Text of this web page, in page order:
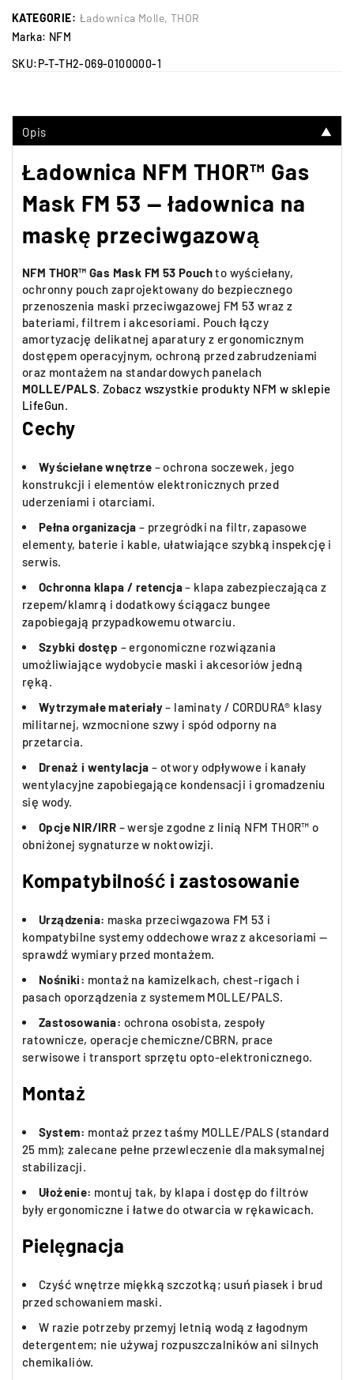
KATEGORIE: Ładownica Molle, THOR
Marka: NFM
SKU:P-T-TH2-069-0100000-1
Opis ▼
Ładownica NFM THOR™ Gas
Mask FM 53 — ładownica na
maskę przeciwgazową
NFM THOR™ Gas Mask FM 53 Pouchto wyściełany,
ochronny pouch zaprojektowany do bezpiecznego
przenoszenia maski przeciwgazowej FM 53 wraz z
bateriami, filtrem i akcesoriami. Pouch łączy
amortyzację delikatnej aparatury z ergonomicznym
dostępem operacyjnym, ochroną przed zabrudzeniami
oraz montażem na standardowych panelach
MOLLE/PALS. Zobacz wszystkie produkty NFM w sklepie
LifeGun.
Cechy
Wyściełane wnętrze – ochrona soczewek, jego
konstrukcji i elementów elektronicznych przed
uderzeniami i otarciami.
Pełna organizacja – przegródki na filtr, zapasowe
elementy, baterie i kable, ułatwiające szybką inspekcję i
serwis.
Ochronna klapa / retencja– klapa zabezpieczająca z
rzepem/klamrą i dodatkowy ściągacz bungee
zapobiegają przypadkowemu otwarciu.
Szybki dostęp – ergonomiczne rozwiązania
umożliwiające wydobycie maski i akcesoriów jedną
ręką.
Wytrzymałe materiały– laminaty / CORDURA® klasy
militarnej, wzmocnione szwy i spód odporny na
przetarcia.
Drenaż i wentylacja – otwory odpływowe i kanały
wentylacyjne zapobiegające kondensacji i gromadzeniu
się wody.
Opcje NIR/IRR – wersje zgodne z linią NFM THOR™ o
obniżonej sygnaturze w noktowizji.
Kompatybilność i zastosowanie
Urządzenia: maska przeciwgazowa FM 53 i
kompatybilne systemy oddechowe wraz z akcesoriami —
sprawdź wymiary przed montażem.
Nośniki: montaż na kamizelkach, chest-rigach i
pasach oporządzenia z systemem MOLLE/PALS.
Zastosowania: ochrona osobista, zespoły
ratownicze, operacje chemiczne/CBRN, prace
serwisowe i transport sprzętu opto-elektronicznego.
Montaż
System: montaż przez taśmy MOLLE/PALS (standard
25 mm); zalecane pełne przewleczenie dla maksymalnej
stabilizacji.
Ułożenie: montuj tak, by klapa i dostęp do filtrów
były ergonomiczne i łatwe do otwarcia w rękawicach.
Pielęgnacja
Czyść wnętrze miękką szczotką; usuń piasek i brud
przed schowaniem maski.
W razie potrzeby przemyj letnią wodą z łagodnym
detergentem; nie używaj rozpuszczalników ani silnych
chemikaliów.